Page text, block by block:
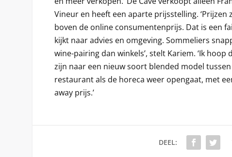
Vineur en heeft een aparte prijsstelling. ‘Prijzen
boven de online consumentenprijs. Dat is een
kijkt naar advies en omgeving. Sommeliers
wine-pairing dan winkels’, stelt Kariem. ‘Ik
zijn naar een nieuw soort blended model
restaurant als de horeca weer opengaat, met
away prijs.’
DEEL: